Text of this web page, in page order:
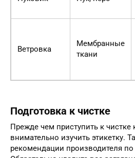
Ветровка
Мембранные
ткани
Подготовка к чистке
Прежде чем приступить к чистке
внимательно изучить этикетку.
рекомендации производителя